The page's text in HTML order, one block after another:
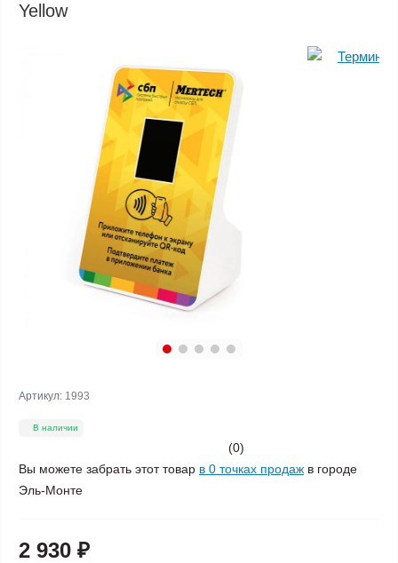
Yellow
Артикул: 1993
В наличии
(0)
Вы можете забрать этот товар в 0 точках продаж в городе
Эль-Монте
2 930 ₽